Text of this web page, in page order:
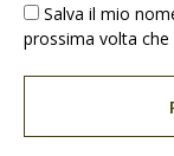
Salva il mio
prossima volta